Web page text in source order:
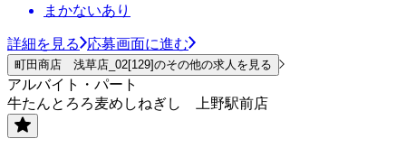
まかないあり
詳細を見る 応募画面に進む
町田商店 浅草店_02[129]のその他の求人を見る
アルバイト・パート
牛たんとろろ麦めしねぎし 上野駅前店